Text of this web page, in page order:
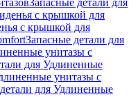
Запасные детали для
с крышкой для
с крышкой для
Запасные детали для
унитазы с
для Удлиненные
унитазы с
для Удлиненные